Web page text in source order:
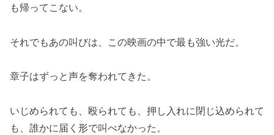
も帰ってこない。
それでもあの叫びは、この映画の中で最も強い光だ。
章子はずっと声を奪われてきた。
いじめられても、殴られても、押し入れに閉じ込められて
も、誰かに届く形で叫べなかった。